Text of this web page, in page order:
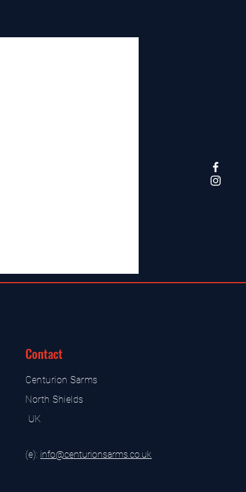
Contact
Centurion Sarms
North Shields
UK
(e): info@centurionsarms.co.uk